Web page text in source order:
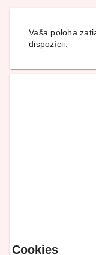
Vaša poloha
dispozícii.
Cookies